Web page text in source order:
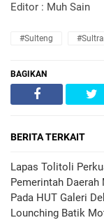
Editor : Muh Sain
#Sulteng #Sultra
BAGIKAN
BERITA TERKAIT
Lapas Tolitoli
Pemerintah
Pada HUT Galeri
Lounching Batik